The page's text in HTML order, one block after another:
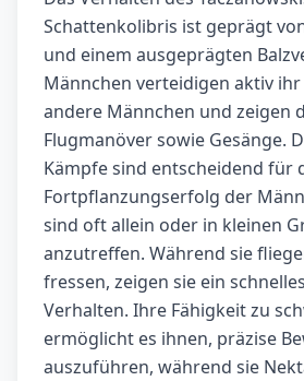
Schattenkolibris ist geprägt
und einem ausgeprägten
Männchen verteidigen aktiv ihr
andere Männchen und zeigen
Flugmanöver sowie Gesänge.
Kämpfe sind entscheidend für
Fortpflanzungserfolg der
sind oft allein oder in kleinen
anzutreffen. Während sie
fressen, zeigen sie ein
Verhalten. Ihre Fähigkeit zu
ermöglicht es ihnen, präzise
auszuführen, während sie